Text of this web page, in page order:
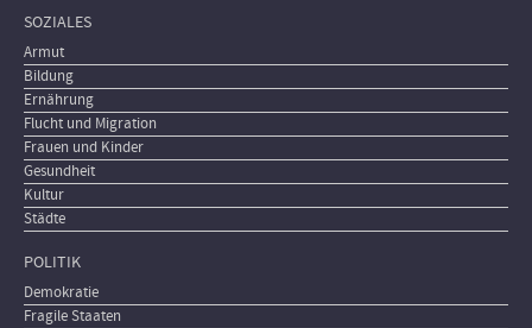
SOZIALES
Armut
Bildung
Ernährung
Flucht und Migration
Frauen und Kinder
Gesundheit
Kultur
Städte
POLITIK
Demokratie
Fragile Staaten